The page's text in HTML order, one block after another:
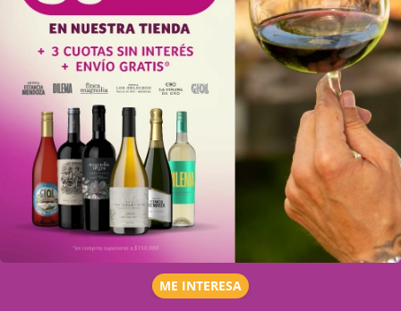
ME INTERESA